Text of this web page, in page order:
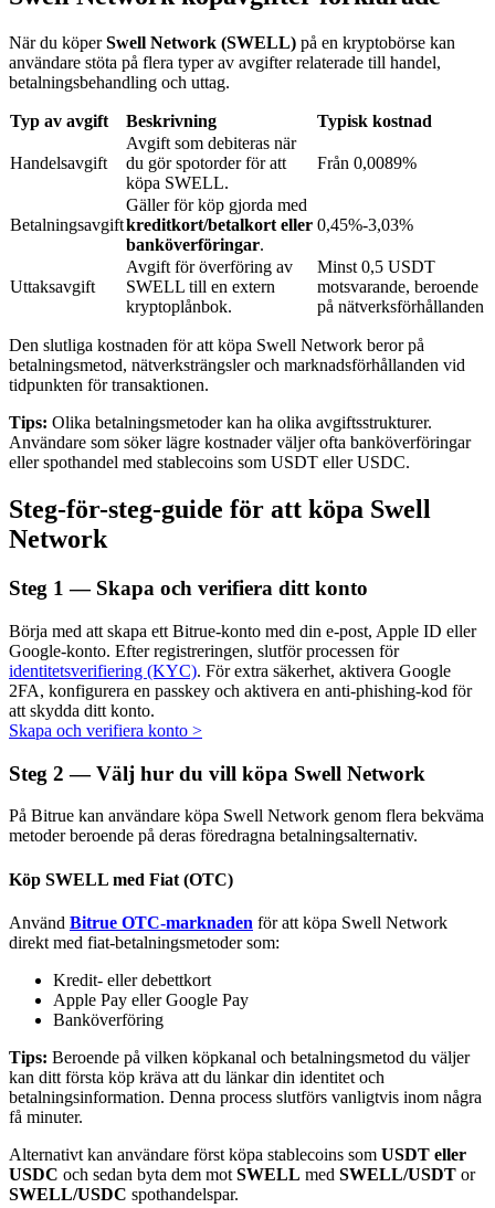
BTR-låsningar
Kryptostödd lånetjänst
Auto Invest
Ta långsiktig vinst och flexibla intressen
Bitrue
AI
Bitrue Partners
När du köperSwell Network (SWELL) på en kryptobörse kan
användare stöta på flera typer av avgifter relaterade till handel,
betalningsbehandling och uttag.
Typ av avgift Beskrivning Typisk kostnad
Handelsavgift
Avgift som debiteras när
du gör spotorder för att
köpa SWELL.
Från 0,0089%
Betalningsavgift
Gäller för köp gjorda med
kreditkort/betalkort eller
banköverföringar.
0,45%-3,03%
Uttaksavgift
Avgift för överföring av
SWELL till en extern
kryptoplånbok.
Minst 0,5 USDT
motsvarande, beroende
på nätverksförhållanden
Den slutliga kostnaden för att köpa Swell Network beror på
betalningsmetod, nätverksträngsler och marknadsförhållanden vid
tidpunkten för transaktionen.
Tips: Olika betalningsmetoder kan ha olika avgiftsstrukturer.
Användare som söker lägre kostnader väljer ofta banköverföringar
eller spothandel med stablecoins som USDT eller USDC.
Steg-för-steg-guide för att köpa Swell
Network
Steg 1 — Skapa och verifiera ditt konto
Börja med att skapa ett Bitrue-konto med din e-post, Apple ID eller
Google-konto. Efter registreringen, slutför processen för
identitetsverifiering (KYC). För extra säkerhet, aktivera Google
2FA, konfigurera en passkey och aktivera en anti-phishing-kod för
att skydda ditt konto.
Skapa och verifiera konto >
Steg 2 — Välj hur du vill köpa Swell Network
På Bitrue kan användare köpa Swell Network genom flera bekväma
metoder beroende på deras föredragna betalningsalternativ.
Köp SWELL med Fiat (OTC)
Använd Bitrue OTC-marknaden för att köpa Swell Network
direkt med fiat-betalningsmetoder som:
Kredit- eller debettkort
Apple Pay eller Google Pay
Banköverföring
Tips: Beroende på vilken köpkanal och betalningsmetod du väljer
kan ditt första köp kräva att du länkar din identitet och
betalningsinformation. Denna process slutförs vanligtvis inom några
få minuter.
Alternativt kan användare först köpa stablecoins som USDT eller
USDC och sedan byta dem mot SWELL med SWELL/USDT or
SWELL/USDC spothandelspar.